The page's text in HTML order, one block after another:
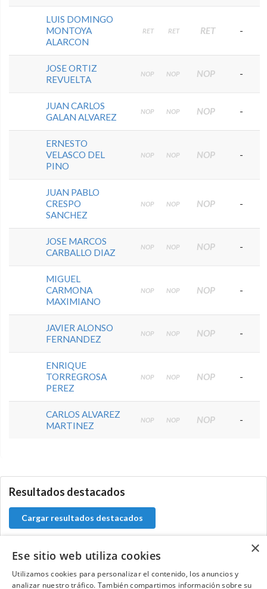
LUIS DOMINGO
MONTOYA
ALARCON
RET RET RET -
JOSE ORTIZ
REVUELTA
NOP NOP NOP -
JUAN CARLOS
GALAN ALVAREZ
NOP NOP NOP -
ERNESTO
VELASCO DEL
PINO
NOP NOP NOP -
JUAN PABLO
CRESPO
SANCHEZ
NOP NOP NOP -
JOSE MARCOS
CARBALLO DIAZ
NOP NOP NOP -
MIGUEL
CARMONA
MAXIMIANO
NOP NOP NOP -
JAVIER ALONSO
FERNANDEZ
NOP NOP NOP -
ENRIQUE
TORREGROSA
PEREZ
NOP NOP NOP -
CARLOS ALVAREZ
MARTINEZ
NOP NOP NOP -
Resultados destacados
Cargar resultados destacados
Contacta con el equipo de NextCaddy
×
Ese sitio web utiliza cookies
Utilizamos cookies para personalizar el contenido, los anuncios y
analizar nuestro tráfico. También compartimos información sobre su